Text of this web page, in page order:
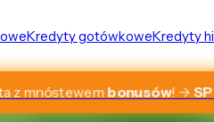
Kredyty gotówkoweKredyty
z mnóstewem bonusów! ->